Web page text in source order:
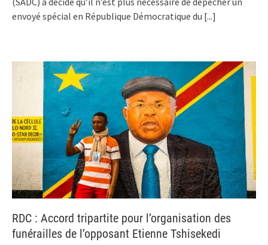
envoyé spécial en République Démocratique du [...]
RDC : Accord tripartite pour l’organisation des
funérailles de l’opposant Etienne Tshisekedi